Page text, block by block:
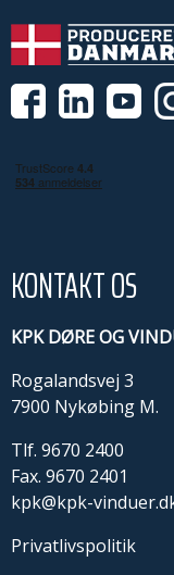
KONTAKT OS
KPK DØRE OG
Rogalandsvej 3
7900 Nykøbing M.
Tlf. 9670 2400
Fax. 9670 2401
kpk@kpk-
Privatlivspolitik